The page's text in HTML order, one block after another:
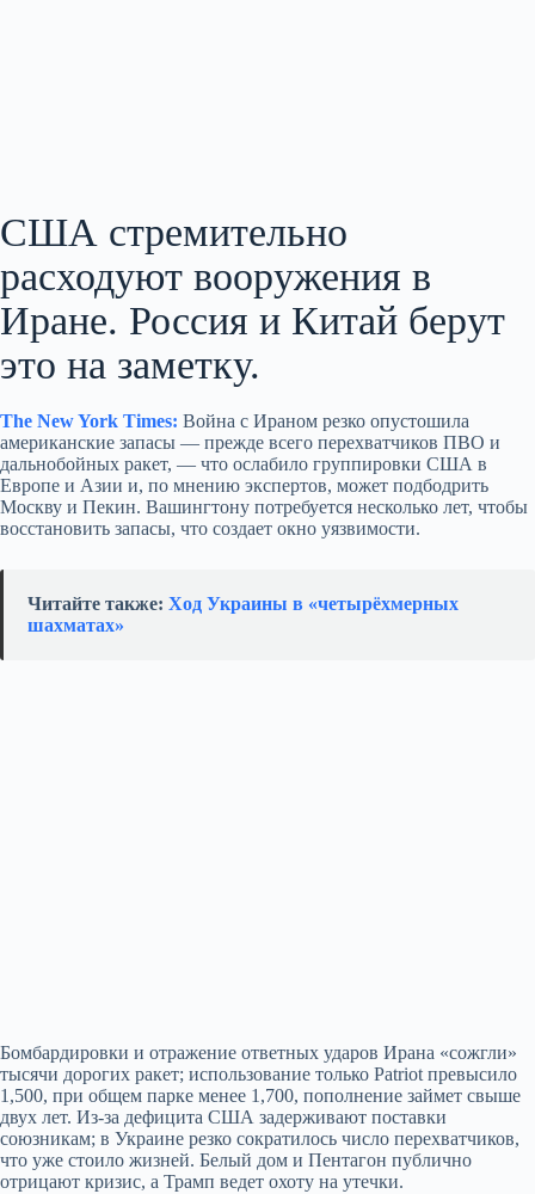
США стремительно
расходуют вооружения в
Иране. Россия и Китай берут
это на заметку.
The New York Times: Война с Ираном резко опустошила
американские запасы — прежде всего перехватчиков ПВО и
дальнобойных ракет, — что ослабило группировки США в
Европе и Азии и, по мнению экспертов, может подбодрить
Москву и Пекин. Вашингтону потребуется несколько лет, чтобы
восстановить запасы, что создает окно уязвимости.
Читайте также: Ход Украины в «четырёхмерных
шахматах»
Бомбардировки и отражение ответных ударов Ирана «сожгли»
тысячи дорогих ракет; использование только Patriot превысило
1,500, при общем парке менее 1,700, пополнение займет свыше
двух лет. Из‑за дефицита США задерживают поставки
союзникам; в Украине резко сократилось число перехватчиков,
что уже стоило жизней. Белый дом и Пентагон публично
отрицают кризис, а Трамп ведет охоту на утечки.